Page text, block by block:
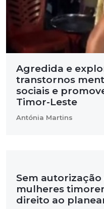
Agredida e
transtornos
sociais e
Timor-Leste
Antónia Martins
Sem
mulheres
direito ao